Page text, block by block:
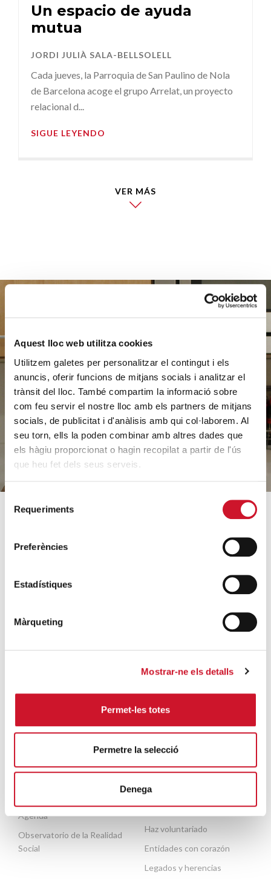
Aquest lloc web utilitza cookies
Utilitzem galetes per personalitzar el contingut i els
anuncis, oferir funcions de mitjans socials i analitzar el
trànsit del lloc. També compartim la informació sobre
com feu servir el nostre lloc amb els partners de mitjans
socials, de publicitat i d'anàlisis amb qui col·laborem. Al
seu torn, ells la poden combinar amb altres dades que
els hàgiu proporcionat o hagin recopilat a partir de l'ús
que heu fet dels seus serveis.
Requeriments
Preferències
Estadístiques
Màrqueting
Mostrar-ne els detalls
Permet-les totes
Permetre la selecció
Denega
Un espacio de ayuda
mutua
JORDI JULIÀ SALA-BELLSOLELL
Cada jueves, la Parroquia de San Paulino de Nola
de Barcelona acoge el grupo Arrelat, un proyecto
relacional d...
SIGUE LEYENDO
VER MÁS
Ayúdanos
a ayudar
HAZ UN DONATIVO
¿Quiénes somos?
Orientaciones estratégicas
Archivo histórico
Conoce nuestros proyectos
Formación e inserción laboral
ACTUALIDAD
Agenda
Observatorio de la Realidad
Social
COLABORA
Haz un donativo o hazte
socio
Haz voluntariado
Entidades con corazón
Legados y herencias